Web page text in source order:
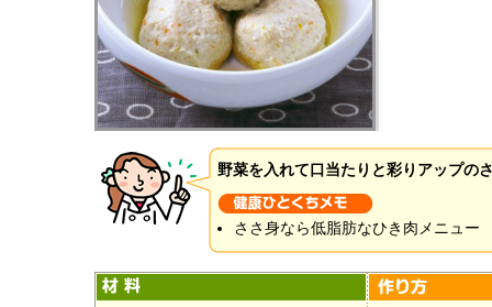
野菜を入れて口当たりと彩りアップの
ささ身なら低脂肪なひき肉メニュー